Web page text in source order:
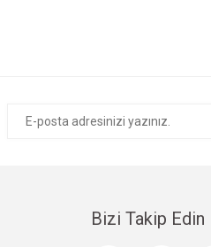
Bizi Takip Edin